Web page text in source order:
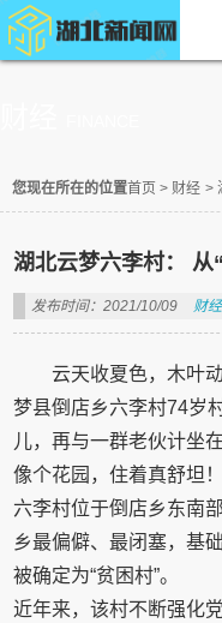
您现在所在的位置首页 > 财经 >
湖北云梦六李村： 从
发布时间：2021/10/09 财经
云天收夏色，木叶
梦县倒店乡六李村74岁
儿，再与一群老伙计坐
像个花园，住着真舒坦
六李村位于倒店乡东南
乡最偏僻、最闭塞，基
被确定为“贫困村”。
近年来，该村不断强化